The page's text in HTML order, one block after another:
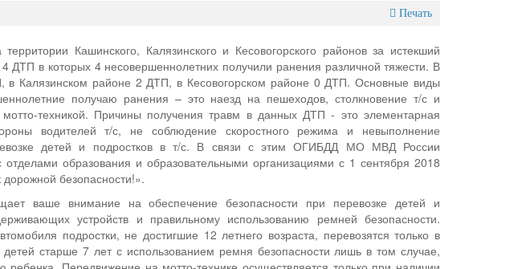
Печать
Кашинского, Калязинского и Кесовогорского районов за истекший
4 ДТП в которых 4 несовершеннолетних получили ранения различной тяжести. В
Калязинском районе 2 ДТП, в Кесовогорском районе 0 ДТП. Основные виды
получаю ранения – это наезд на пешеходов, столкновение т/с и
мотто-техникой. Причины получения травм в данных ДТП - это элементарная
водителей т/с, не соблюдение скоростного режима и невыполнение
детей и подростков в т/с. В связи с этим ОГИБДД МО МВД России
отделами образования и образовательными организациями с 1 сентября 2018
безопасности!».
ваше внимание на обеспечение безопасности при перевозке детей и
устройств и правильному использованию ремней безопасности.
подростки, не достигшие 12 летнего возраста, перевозятся только в
старше 7 лет с использованием ремня безопасности лишь в том случае,